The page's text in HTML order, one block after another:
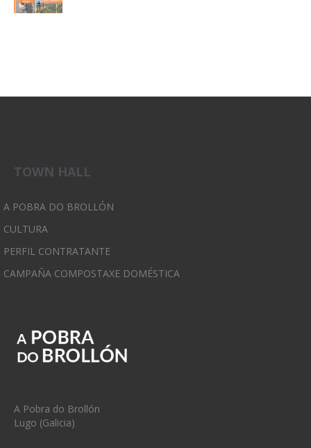
TOWN HALL
A POBRA DO BROLLÓN
CULTURA
PERFIL CONTRATANTE
CAMPAÑA COMPOSTAXE DOMÉSTICA
A Pobra do Brollón
Lugo (Galicia)